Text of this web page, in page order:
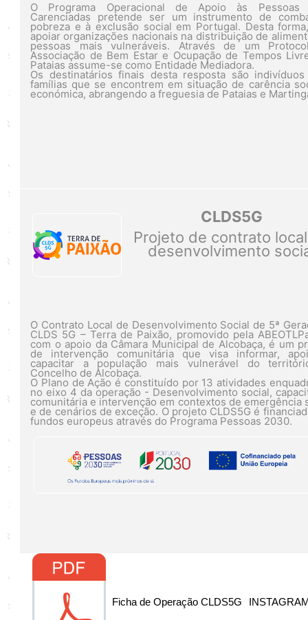
O Programa Operacional de Apoio às Pessoas
Carenciadas pretende ser um instrumento de
pobreza e à exclusão social em Portugal. Desta
apoiar organizações nacionais na distribuição de
pessoas mais vulneráveis. Através de um
Associação de Bem Estar e Ocupação de Tempos
Pataias assume-se como Entidade Mediadora.
Os destinatários finais desta resposta são
famílias que se encontrem em situação de carência
económica, abrangendo a freguesia de Pataias e
CLDS5G
Projeto de contrato
desenvolvimento
O Contrato Local de Desenvolvimento Social de 5ª
CLDS 5G – Terra de Paixão, promovido pela
com o apoio da Câmara Municipal de Alcobaça, é um
de intervenção comunitária que visa informar,
capacitar a população mais vulnerável do
Concelho de Alcobaça.
O Plano de Ação é constituído por 13 atividades
no eixo 4 da operação - Desenvolvimento social,
comunitária e intervenção em contextos de emergência
e de cenários de exceção. O projeto CLDS5G é
fundos europeus através do Programa Pessoas 2030.
Ficha de Operação CLDS5G